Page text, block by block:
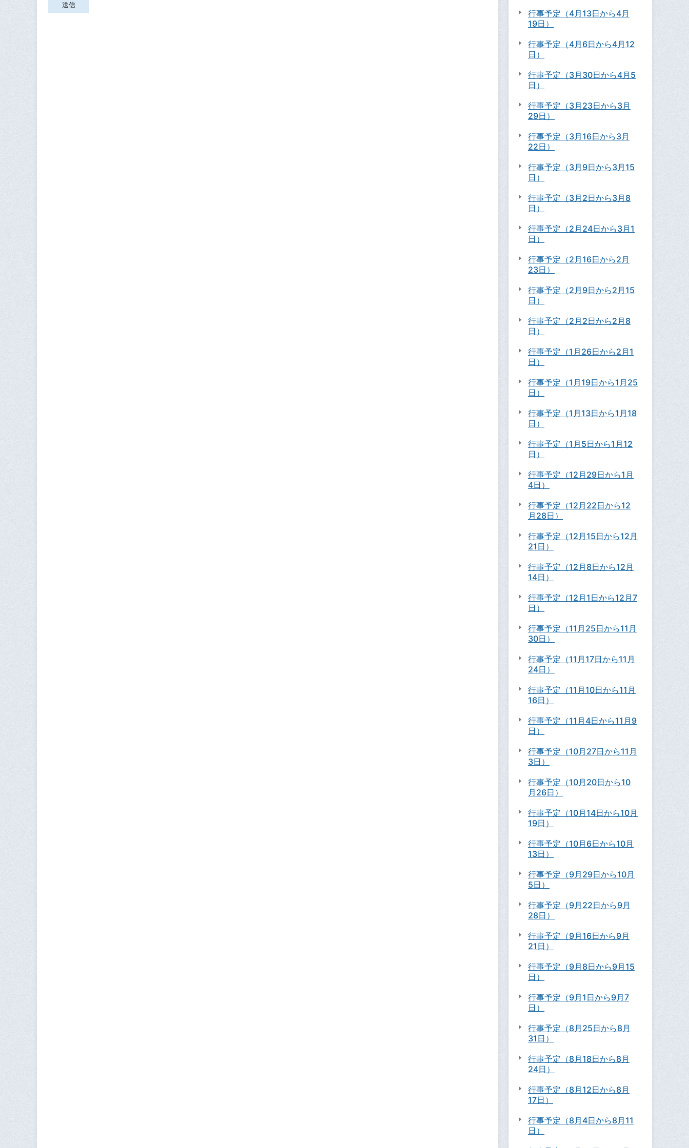
行事予定（4月13日から4月
19日）
行事予定（4月6日から4月12
日）
行事予定（3月30日から4月5
日）
行事予定（3月23日から3月
29日）
行事予定（3月16日から3月
22日）
行事予定（3月9日から3月15
日）
行事予定（3月2日から3月8
日）
行事予定（2月24日から3月1
日）
行事予定（2月16日から2月
23日）
行事予定（2月9日から2月15
日）
行事予定（2月2日から2月8
日）
行事予定（1月26日から2月1
日）
行事予定（1月19日から1月25
日）
行事予定（1月13日から1月18
日）
行事予定（1月5日から1月12
日）
行事予定（12月29日から1月
4日）
行事予定（12月22日から12
月28日）
行事予定（12月15日から12月
21日）
行事予定（12月8日から12月
14日）
行事予定（12月1日から12月7
日）
行事予定（11月25日から11月
30日）
行事予定（11月17日から11月
24日）
行事予定（11月10日から11月
16日）
行事予定（11月4日から11月9
日）
行事予定（10月27日から11月
3日）
行事予定（10月20日から10
月26日）
行事予定（10月14日から10月
19日）
行事予定（10月6日から10月
13日）
行事予定（9月29日から10月
5日）
行事予定（9月22日から9月
28日）
行事予定（9月16日から9月
21日）
行事予定（9月8日から9月15
日）
行事予定（9月1日から9月7
日）
行事予定（8月25日から8月
31日）
行事予定（8月18日から8月
24日）
行事予定（8月12日から8月
17日）
行事予定（8月4日から8月11
日）